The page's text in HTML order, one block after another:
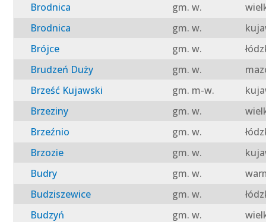
Brodnica
gm. w.
Brodnica
gm. w.
Brójce
gm. w.
Brudzeń Duży
gm. w.
Brześć Kujawski
gm. m-w.
Brzeziny
gm. w.
Brzeźnio
gm. w.
Brzozie
gm. w.
Budry
gm. w.
Budziszewice
gm. w.
Budzyń
gm. w.